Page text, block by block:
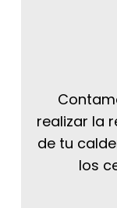
realizar la
de tu
los